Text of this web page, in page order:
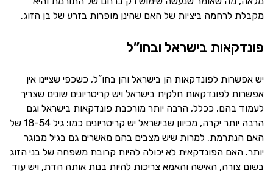
מקבלת לרחמה ביציות של האם שהינן מופרות בזרע של בן הזוג.
פונדקאות בישראל ובחו”ל
יש אפשרות לפונדקאות הן בישראל והן בחו”ל, כשכפי שציינו אין
אפשרות לפונדקאות חלקית בישראל ויש קריטריונים שונים שצריך
לעמוד בהם. ככלל, הרבה יותר מורכבת פונדקאות בישראל וגם
הרבה יותר יקרה, מכיוון שבישראל יש קריטריונים כמו: גיל 18-54 של
האם הנתרמת, למרות שיש מצבים בהם מאשרים גם בגיל מבוגר
יותר. האם הפונדקאית לא יכולה להיות קרובת משפחה של בני הזוג
בשום צורה, האישה והאמא צריכות להיות בנות אותה הדת, ויש עוד